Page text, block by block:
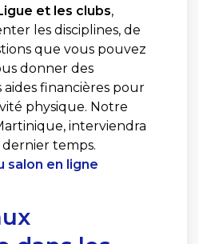
et les clubs,
les disciplines, de
que vous pouvez
donner des
financières pour
physique. Notre
interviendra
dernier temps.
salon en ligne